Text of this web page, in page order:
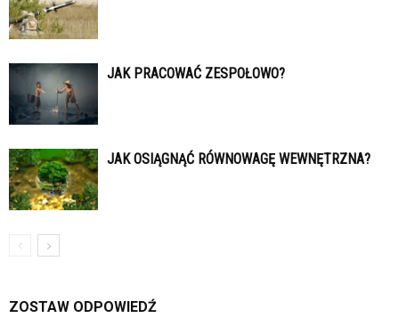
JAK PRACOWAĆ ZESPOŁOWO?
JAK OSIĄGNĄĆ RÓWNOWAGĘ WEWNĘTRZNA?
ZOSTAW ODPOWIEDŹ